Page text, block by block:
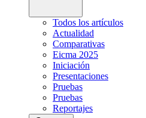
Todos los artículos
Actualidad
Comparativas
Eicma 2025
Iniciación
Presentaciones
Pruebas
Pruebas
Reportajes